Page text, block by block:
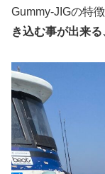
Gummy-JIGの特
き込む事が出来る